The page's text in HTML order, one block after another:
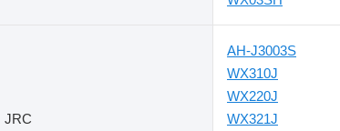
JRC
AH-J3003S
WX310J
WX220J
WX321J